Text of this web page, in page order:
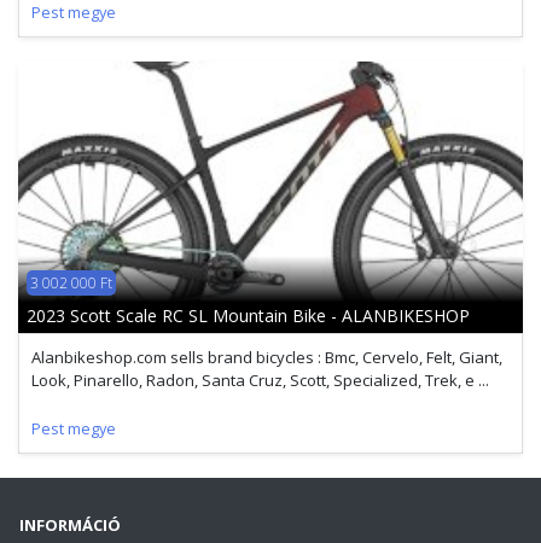
Pest megye
3 002 000 Ft
2023 Scott Scale RC SL Mountain Bike - ALANBIKESHOP
Alanbikeshop.com sells brand bicycles : Bmc, Cervelo, Felt, Giant,
Look, Pinarello, Radon, Santa Cruz, Scott, Specialized, Trek, e ...
Pest megye
INFORMÁCIÓ